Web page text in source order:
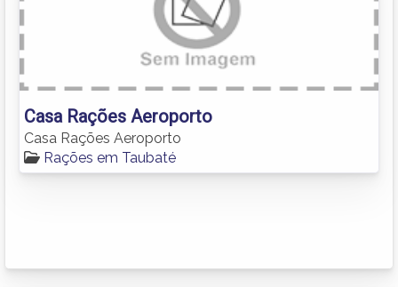
Casa Rações Aeroporto
Casa Rações Aeroporto
Rações em Taubaté